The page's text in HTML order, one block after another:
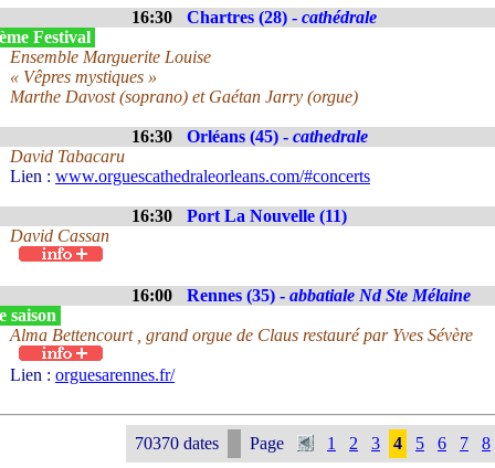
16:30 Chartres (28) - cathédrale
Festival
Ensemble Marguerite Louise
« Vêpres mystiques »
Marthe Davost (soprano) et Gaétan Jarry (orgue)
16:30 Orléans (45) - cathedrale
David Tabacaru
Lien : www.orguescathedraleorleans.com/#concerts
16:30 Port La Nouvelle (11)
David Cassan
16:00 Rennes (35) - abbatiale Nd Ste Mélaine
saison
Alma Bettencourt , grand orgue de Claus restauré par Yves Sévère
Lien : orguesarennes.fr/
70370 dates Page 1 2 3 4 5 6 7 8